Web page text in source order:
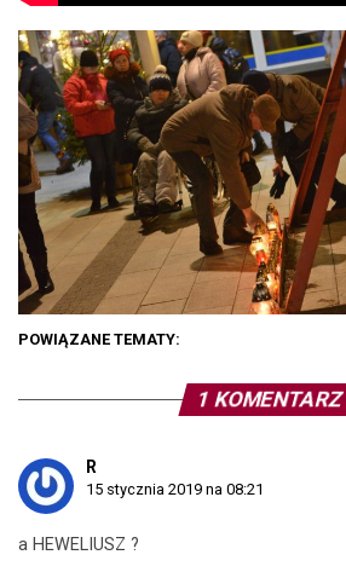
POWIĄZANE TEMATY:
1 KOMENTARZ
R
15 stycznia 2019 na 08:21
a HEWELIUSZ ?